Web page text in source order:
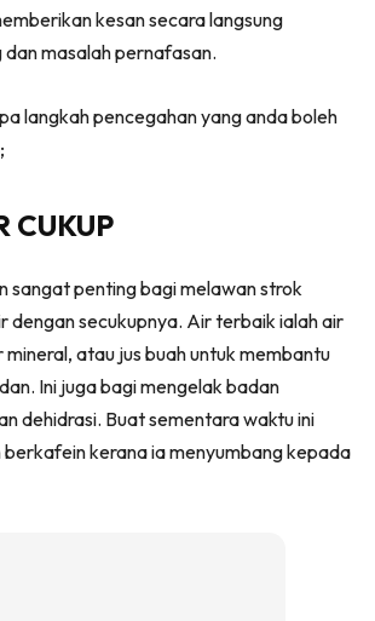
KLIK DI SEENI
kesan secara langsung
masalah pernafasan.
langkah pencegahan yang anda boleh
CUKUP
sangat penting bagi melawan strok
dengan secukupnya. Air terbaik ialah air
atau jus buah untuk membantu
Ini juga bagi mengelak badan
dehidrasi. Buat sementara waktu ini
berkafein kerana ia menyumbang kepada